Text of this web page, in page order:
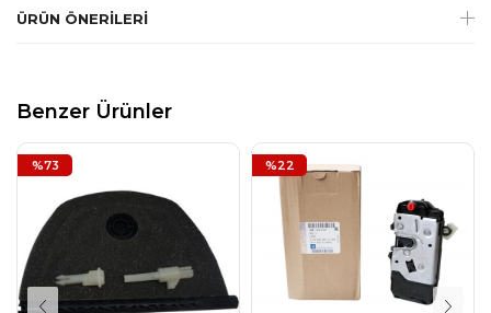
ÜRÜN ÖNERILERI
Benzer Ürünler
%73 %22